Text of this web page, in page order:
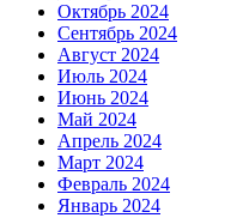
Октябрь 2024
Сентябрь 2024
Август 2024
Июль 2024
Июнь 2024
Май 2024
Апрель 2024
Март 2024
Февраль 2024
Январь 2024